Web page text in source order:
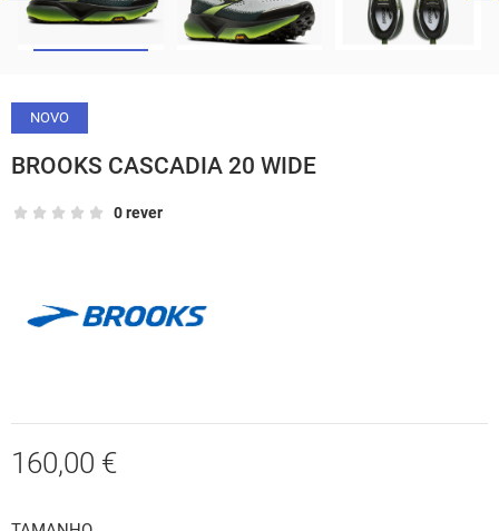
NOVO
BROOKS CASCADIA 20 WIDE
0 rever
160,00 €